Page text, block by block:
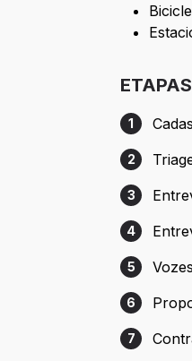
Etapa 1:
1
Etapa 2:
2
Etapa 3:
3
Etapa 4:
4
Etapa 5:
5
Etapa 6:
6
Etapa 7:
7